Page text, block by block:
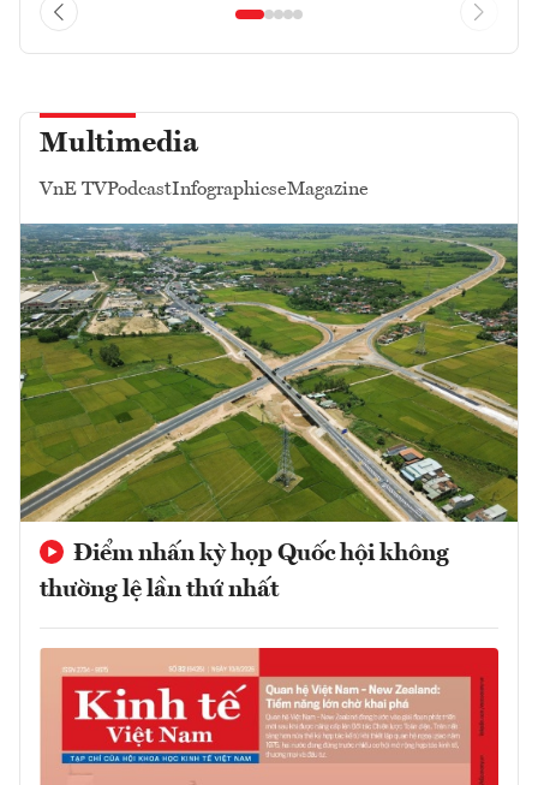
Multimedia
VnE TVPodcastInfographicseMagazine
Điểm nhấn kỳ họp Quốc hội không
thường lệ lần thứ nhất